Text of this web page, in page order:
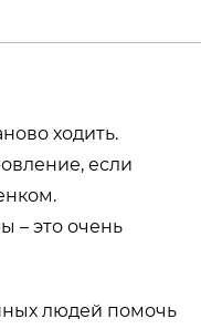
ходить.
если
– это очень
людей помочь